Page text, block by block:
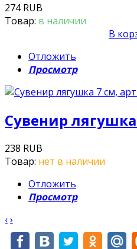
274 RUB
Товар: в наличии
В
Отложить
Просмотр
Сувенир
238 RUB
Товар: нет в наличии
Отложить
Просмотр
‹›